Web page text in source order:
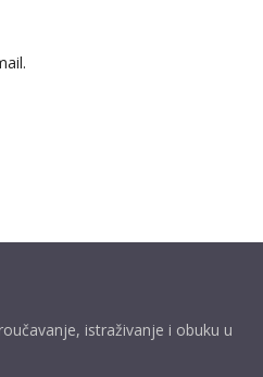
istraživanje i obuku u